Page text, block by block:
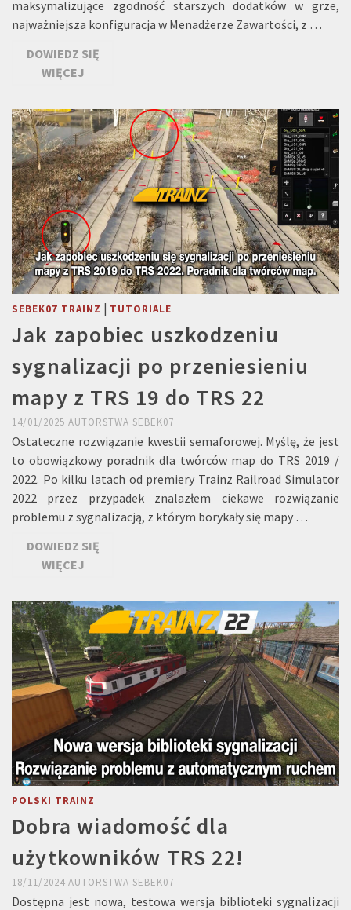
maksymalizujące zgodność starszych dodatków w grze,
najważniejsza konfiguracja w Menadżerze Zawartości, z …
DOWIEDZ SIĘ
WIĘCEJ
SEBEK07 TRAINZ | TUTORIALE
Jak zapobiec uszkodzeniu
sygnalizacji po przeniesieniu
mapy z TRS 19 do TRS 22
14/01/2025 AUTORSTWA SEBEK07
Ostateczne rozwiązanie kwestii semaforowej. Myślę, że jest
to obowiązkowy poradnik dla twórców map do TRS 2019 /
2022. Po kilku latach od premiery Trainz Railroad Simulator
2022 przez przypadek znalazłem ciekawe rozwiązanie
problemu z sygnalizacją, z którym borykały się mapy …
DOWIEDZ SIĘ
WIĘCEJ
POLSKI TRAINZ
Dobra wiadomość dla
użytkowników TRS 22!
18/11/2024 AUTORSTWA SEBEK07
Dostępna jest nowa, testowa wersja biblioteki sygnalizacji